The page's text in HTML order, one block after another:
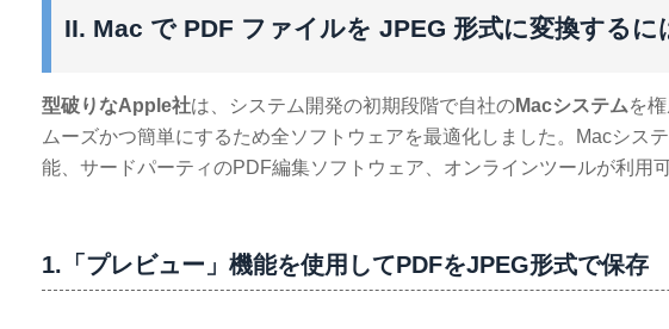
II. Mac で PDF ファイルを JPEG 形式に変換する
型破りなApple社は、システム開発の初期段階で自社のMacシステムを
ムーズかつ簡単にするため全ソフトウェアを最適化しました。Macシス
能、サードパーティのPDF編集ソフトウェア、オンラインツールが利用可
1.「プレビュー」機能を使用してPDFをJPEG形式で保存